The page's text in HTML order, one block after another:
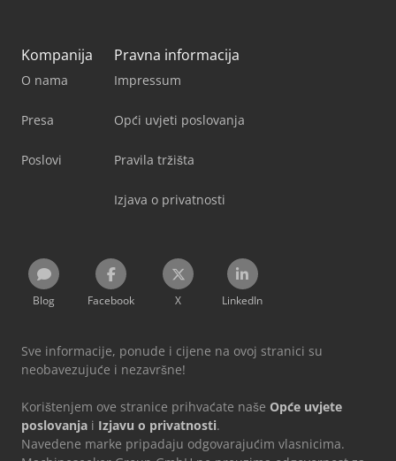
Kompanija
O nama
Presa
Poslovi
Pravna informacija
Impressum
Opći uvjeti poslovanja
Pravila tržišta
Izjava o privatnosti
Blog Facebook X LinkedIn
Sve informacije, ponude i cijene na ovoj stranici su
neobavezujuće i nezavršne!
Korištenjem ove stranice prihvaćate naše Opće uvjete
poslovanja i Izjavu o privatnosti.
Navedene marke pripadaju odgovarajućim vlasnicima.